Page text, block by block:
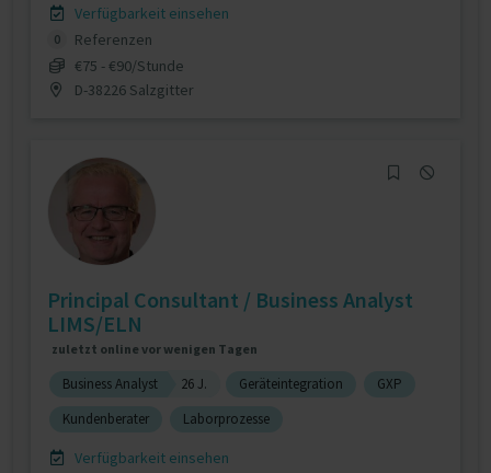
Verfügbarkeit einsehen
0
Referenzen
€75 - €90/Stunde
D-38226 Salzgitter
Principal Consultant / Business Analyst
LIMS/ELN
zuletzt online vor wenigen Tagen
Business Analyst 26 J. Geräteintegration
GXP
Kundenberater
Laborprozesse
Verfügbarkeit einsehen